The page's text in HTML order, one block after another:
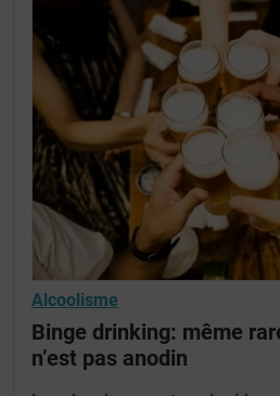
Alcoolisme
Binge drinking: même
n’est pas anodin